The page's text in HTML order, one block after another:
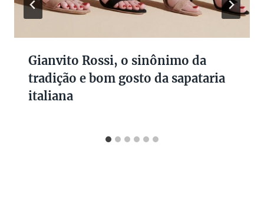
Gianvito Rossi, o sinônimo da
tradição e bom gosto da sapataria
italiana